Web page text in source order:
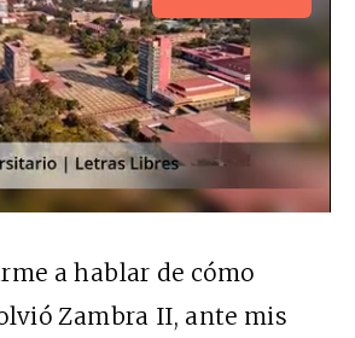
a hablar de cómo
Zambra II, ante mis